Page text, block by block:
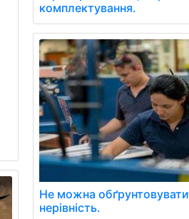
комплектування.
Не можна обґрунтовувати
нерівність.